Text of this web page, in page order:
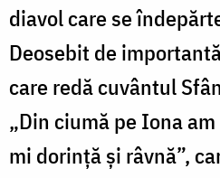
diavol care se
Deosebit de
care redă cuvântul
„Din ciumă pe Iona
mi dorință și râvnă”,